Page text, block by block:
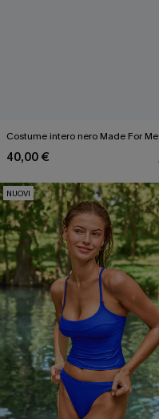
Costume intero nero Made For Me
40,00 €
NUOVI